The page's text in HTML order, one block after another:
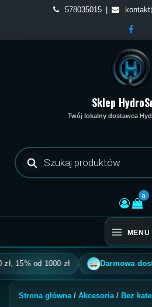
content
578035015
Sklep
Twój lokalny dostawca
Wyszukiwarka
produktów
0
MENU
od 1000 zł Darmowa
Strona główna/ Akcesoria/ Bez